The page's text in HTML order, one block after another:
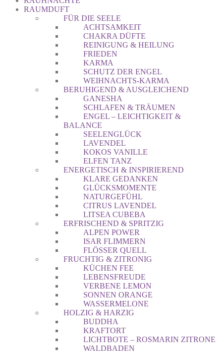
RAUMDUFT
FÜR DIE SEELE
ACHTSAMKEIT
CHAKRA DÜFTE
REINIGUNG & HEILUNG
FRIEDEN
KARMA
SCHUTZ DER ENGEL
WEIHNACHTS-KARMA
BERUHIGEND & AUSGLEICHEND
GANESHA
SCHLAFEN & TRÄUMEN
ENGEL – LEICHTIGKEIT &
BALANCE
SEELENGLÜCK
LAVENDEL
KOKOS VANILLE
ELFEN TANZ
ENERGETISCH & INSPIRIEREND
KLARE GEDANKEN
GLÜCKSMOMENTE
NATURGEFÜHL
CITRUS LAVENDEL
LITSEA CUBEBA
ERFRISCHEND & SPRITZIG
ALPEN POWER
ISAR FLIMMERN
FLÖSSER QUELL
FRUCHTIG & ZITRONIG
KÜCHEN FEE
LEBENSFREUDE
VERBENE LEMON
SONNEN ORANGE
WASSERMELONE
HOLZIG & HARZIG
BUDDHA
KRAFTORT
LICHTBOTE – ROSMARIN ZITRONE
WALDBADEN